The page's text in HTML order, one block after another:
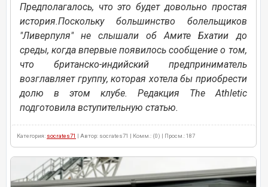
Предполагалось, что это будет довольно простая
история.Поскольку большинство болельщиков
"Ливерпуля" не слышали об Амите Бхатии до
среды, когда впервые появилось сообщение о том,
что британско-индийский предприниматель
возглавляет группу, которая хотела бы приобрести
долю в этом клубе. Редакция The Athletic
подготовила вступительную статью.
Категория: socrates71 | Автор: socrates71 | Комм.: (0) | Просм.: 187